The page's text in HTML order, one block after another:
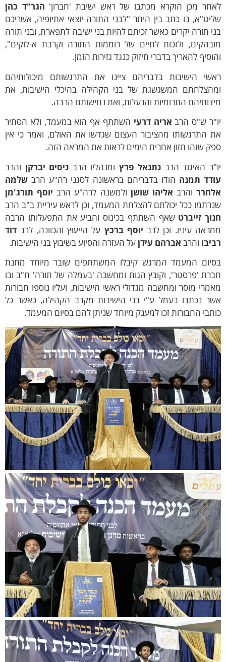
מכן הוקרא מכתבו של ראש ישיבת 'חברון'הגר"ד כהן
בו כתב בין היתר "לבני התורה יוצאי אתיופיה, אשריכם
תורה יקרים כאשר זכיתם להיות בני ישיבה לתפארת, ובני תורה
ולזכות לחיים של רוממות התורה וקרבת א-לוקים",
להאריך בדברי חיזוק כנגד גזירות הזמן.
הישיבות בדבריהם ציינו את התרגשותם מיכולותיהם
המשגשגת של בני הקהילה בהיכלי הישיבות, את
התרומיות והנעלות, ואת נחישותם הרבה.
ש"ס הרבאריה דרעיהשתתף אף הוא במעמד, ולא הסתיר
התרגשותו מהציבור העצום שגדשו את האולם, ואמר כי אין
שזהו חזון אחרית הימים לראות את המראה הזה.
האיגוד הרבנתנאל פרץומנהליו הרבניסים יברקןוהרב
תמנההודו בדבריהם בראשונה לסגני רה"ע הרבשלמה
והרבאליהו שושןולמשנה לרה"ע הרביוסף תורג'מן
ככל יכולתם להצלחת המעמד, וכן לראש עיריית ב"ב הרב
זייברטשאף השתתף בכינוס והביע את התפעלותו הרבה
עיניו. וכן לרביוסף ברכץעל הייעוץ והכוונה, לרבדוד
והרבאברהם עידןעל העזרה והסיוע בשיבוץ בני הישיבות.
המעמד המרגש קיבלו המשתתפים שובר מיוחד מתנת
'פרסטר', וקובץ הגות ומחשבה 'בעמלה של תורה' ח"ב ובו
מוסר ומחשבה מגדולי ראשי הישיבות, ועליו נוספו חבורות
נכתבו בעמל ע"י בני הישיבות מקרב הקהילה, כאשר כל
החבורות זכו למענק מיוחד שניתן להם בסיום המעמד.